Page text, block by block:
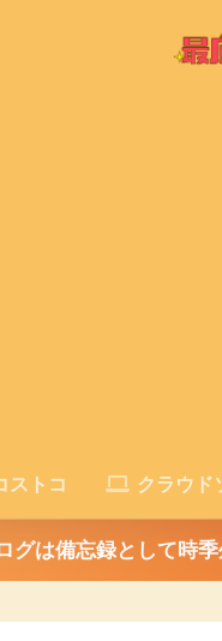
ストコ クラウド
グは備忘録として時